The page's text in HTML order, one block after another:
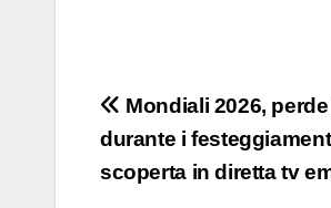
Navigazione
articoli
Mondiali 2026,
durante i
scoperta in diretta tv